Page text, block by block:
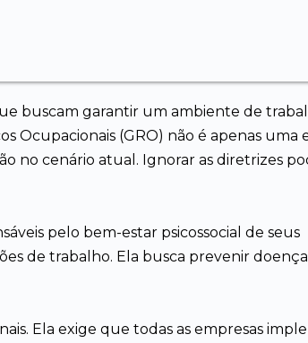
buscam garantir um ambiente de
Ocupacionais (GRO) não é apenas uma
no cenário atual. Ignorar as diretrizes
pelo bem-estar psicossocial de seus
de trabalho. Ela busca prevenir
Ela exige que todas as empresas